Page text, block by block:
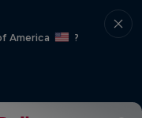
America
?